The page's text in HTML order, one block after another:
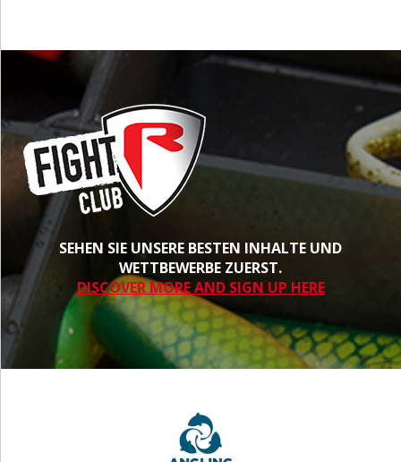
SEHEN SIE UNSERE BESTEN INHALTE UND
WETTBEWERBE ZUERST.
DISCOVER MORE AND SIGN UP HERE